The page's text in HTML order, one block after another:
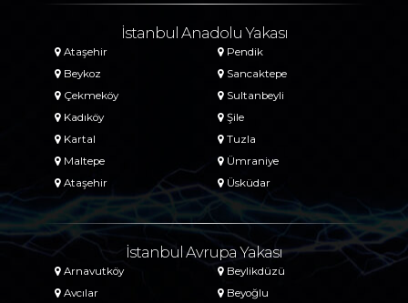
İstanbul Anadolu Yakası
Ataşehir
Beykoz
Çekmeköy
Kadıköy
Kartal
Maltepe
Ataşehir
Pendik
Sancaktepe
Sultanbeyli
Şile
Tuzla
Ümraniye
Üsküdar
İstanbul Avrupa Yakası
Arnavutköy
Avcılar
Beylikdüzü
Beyoğlu